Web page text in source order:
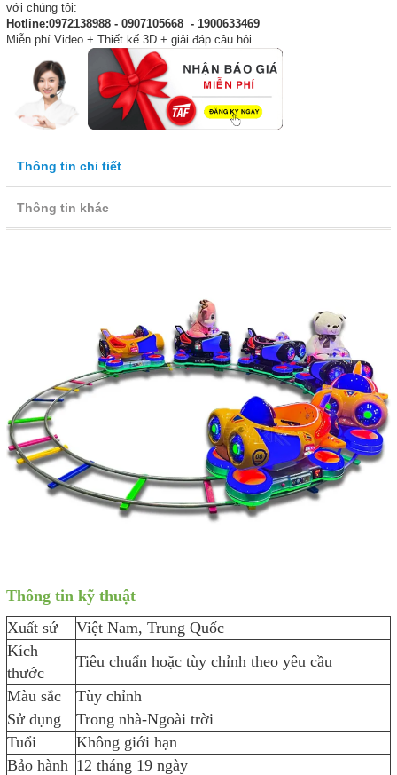
với chúng tôi:
Hotline:0972138988 - 0907105668 - 1900633469
Miễn phí Video + Thiết kế 3D + giải đáp câu hỏi
Thông tin chi tiết
Thông tin khác
Thông tin kỹ thuật
Xuất sứ
Việt Nam, Trung Quốc
Kích
thước
Tiêu chuẩn hoặc tùy chỉnh theo yêu cầu
Màu sắc
Tùy chỉnh
Sử dụng
Trong nhà-Ngoài trời
Tuổi
Không giới hạn
Bảo hành 12 tháng 19 ngày